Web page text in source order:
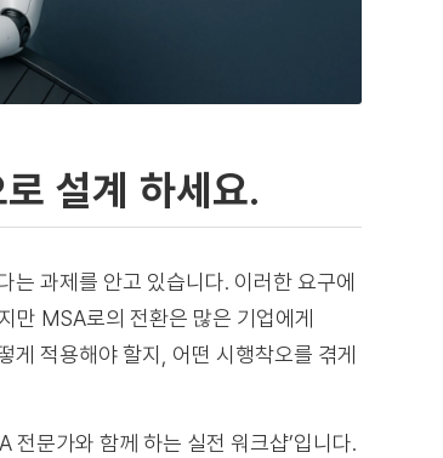
설계 하세요.
는 과제를 안고 있습니다. 이러한 요구에
만 MSA로의 전환은 많은 기업에게
게 적용해야 할지, 어떤 시행착오를 겪게
전문가와 함께 하는 실전 워크샵’입니다.